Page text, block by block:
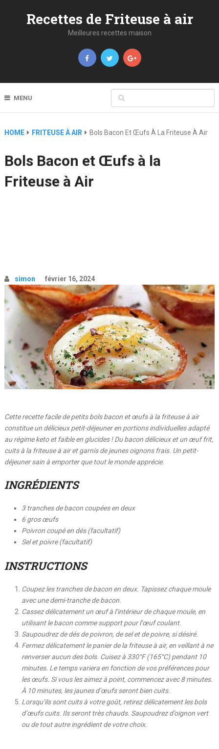
Recettes de Friteuse à air
Meilleures recettes maison
MENU
HOME FRITEUSE À AIR Bols Bacon Et Œufs À La Friteuse À Air
Bols Bacon et Œufs à la
Friteuse à Air
simon février 16, 2024
Cette recette facile de petits bols bacon et œufs à la friteuse à air
constitue un délicieux petit-déjeuner en portions individuelles adapté
au régime keto et faible en glucides ! Du bacon délicieux et un œuf frit,
cuits à la friteuse à air et garnis de jeunes oignons frais. Un petit-
déjeuner sain à emporter que tout le monde apprécie.
INGRÉDIENTS
3 tranches de bacon coupées en deux
6 gros œufs
Poivron coupé en dés (facultatif)
Sel et poivre (facultatif)
INSTRUCTIONS
Coupez les tranches de bacon en deux. Tapissez chaque moule
avec une demi-tranche de bacon.
Cassez délicatement un œuf à l’intérieur de chaque moule, en
utilisant le bacon comme support pour l’œuf coulant.
Saupoudrez de dés de poivron, de sel et de poivre, si désiré.
Fermez délicatement le panier de la friteuse à air, en veillant à ne
renverser aucun des bols. Cuisez à 330°F (165°C) pendant 10
minutes. Le temps variera en fonction de vos préférences pour
les œufs. Si vous les aimez à point, commencez avec 8 minutes.
À 10 minutes, les jaunes d’œufs seront bien cuits.
Lorsqu’ils sont cuits à votre goût, retirez délicatement les bols
d’œufs cuits. Ils seront très chauds. Saupoudrez d’oignon vert
ou de tout autre ingrédient de votre choix.